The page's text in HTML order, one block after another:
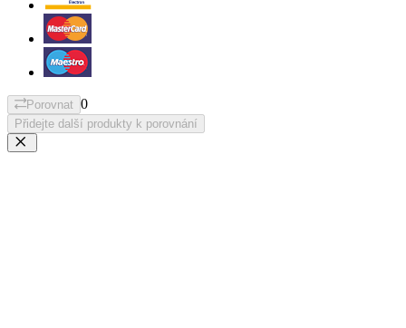
Porovnat 0
Přidejte další produkty k porovnání